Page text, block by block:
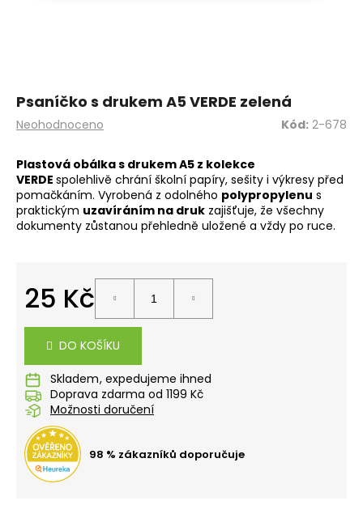
Průměrné
je
0,0
z
5
hvězdiček.
Neohodnoceno
Psaníčko s drukem A5 VERDE zelená
Kód: 2-678
Plastová obálka s drukem A5 z kolekce
VERDE spolehlivě chrání školní papíry, sešity i výkresy před
pomačkáním. Vyrobená z odolného polypropylenu s
praktickým uzavíráním na druk zajišťuje, že všechny
dokumenty zůstanou přehledně uložené a vždy po ruce.
25 Kč
DO KOŠÍKU
Skladem
Doprava zdarma od 1199 Kč
Možnosti doručení
98 % zákazníků doporučuje
?
HLEDAT
p
o
č
u
e
m
e